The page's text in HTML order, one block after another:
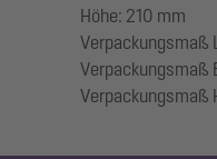
Höhe: 210 mm
Verpackungsmaß
Verpackungsmaß